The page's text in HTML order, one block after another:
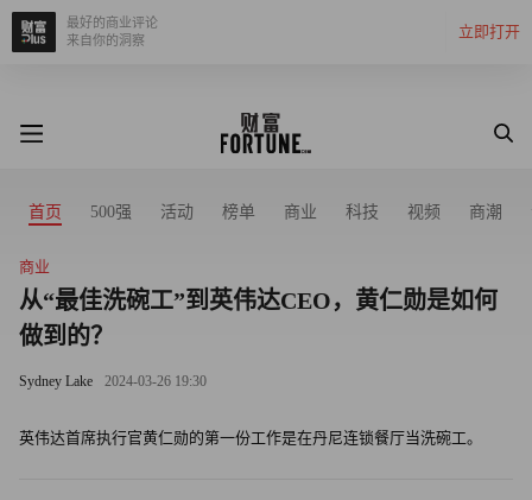
立即打开
最好的商业评论
来自你的洞察
首页 500强 活动 榜单 商业 科技 视频 商潮
商业
从“最佳洗碗工”到英伟达CEO，黄仁勋是如何
做到的？
Sydney Lake 2024-03-26 19:30
英伟达首席执行官黄仁勋的第一份工作是在丹尼连锁餐厅当洗碗工。